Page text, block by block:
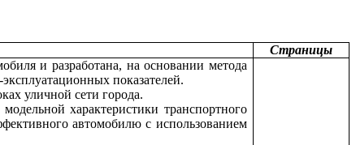
Страницы
и разработана, на основании метода
показателей.
уличной сети города.
характеристики транспортного
автомобилю с использованием